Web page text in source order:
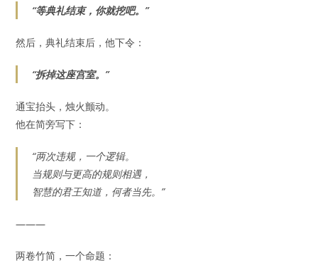
“等典礼结束，你就挖吧。”
然后，典礼结束后，他下令：
“拆掉这座宫室。”
通宝抬头，烛火颤动。
他在简旁写下：
“两次违规，一个逻辑。
当规则与更高的规则相遇，
智慧的君王知道，何者当先。”
———
两卷竹简，一个命题：